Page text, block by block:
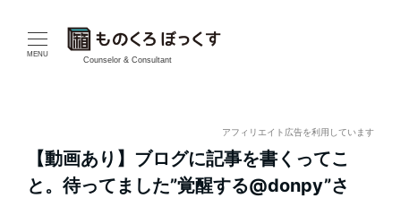
MENU
Counselor & Consultant
アフィリエイト広告を利用しています
【動画あり】ブログに記事を書くってこ
と。待ってました”覚醒する@donpy”さ